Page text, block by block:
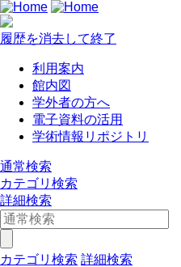
履歴を消去して終了
利用案内
館内図
学外者の方へ
電子資料の活用
学術情報リポジトリ
通常検索
カテゴリ検索
詳細検索
カテゴリ検索 詳細検索